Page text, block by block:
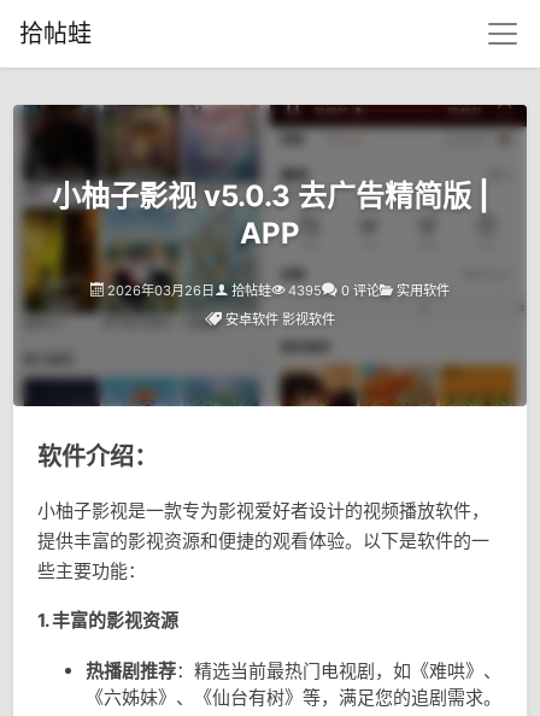
拾帖蛙
小柚子影视 v5.0.3 去广告精简版 |
APP
2026年03月26日 拾帖蛙 4395 0 评论
实用软件
安卓软件 影视软件
软件介绍：
小柚子影视是一款专为影视爱好者设计的视频播放软件，
提供丰富的影视资源和便捷的观看体验。以下是软件的一
些主要功能：
1. 丰富的影视资源
热播剧推荐：精选当前最热门电视剧，如《难哄》、
《六姊妹》、《仙台有树》等，满足您的追剧需求。